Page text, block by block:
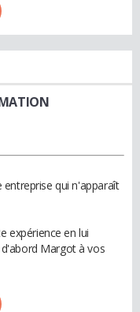
qui n'apparaît
expérience en lui
Margot à vos